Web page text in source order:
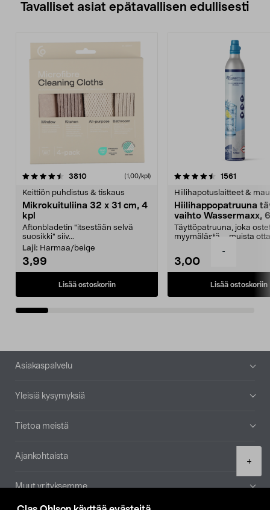
-
+
Tavalliset asiat epätavallisen edullisesti
3810arvostelut (1,00/kpl)
Keittiön puhdistus & tiskaus
Mikrokuituliina 32 x 31 cm, 4
kpl
Aftonbladetin "itsestään selvä
suosikki" siiv...
Laji: Harmaa/beige
3,99
Lisää ostoskoriin
4.5viidestä
1561
Hiilihapotuslaitteet &
Hiilihappopatruuna
vaihto Wassermaxx,
Täyttöpatruuna, joka
myymälästä – muista
3,00
Lisää ostoskoriin
4.5viidestä
Alatunniste
Asiakaspalvelu
Yleisiä kysymyksiä
Tietoa meistä
Ajankohtaista
Muut yrityksemme